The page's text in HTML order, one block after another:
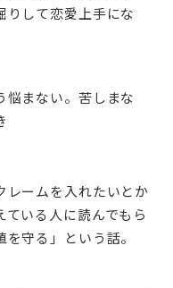
りして恋愛上手にな
悩まない。苦しまな
レームを入れたいとか
いる人に読んでもら
守る」という話。